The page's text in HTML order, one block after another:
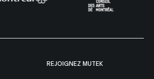
REJOIGNEZ MUTEK